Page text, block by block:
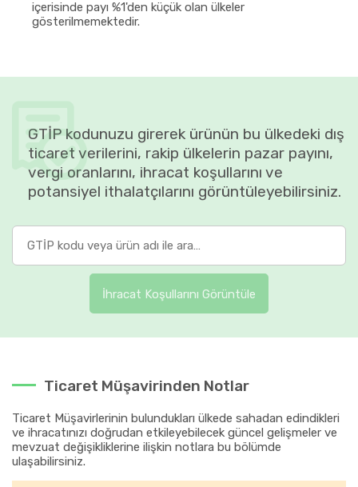
içerisinde payı %1'den küçük olan ülkeler
gösterilmemektedir.
GTİP kodunuzu girerek ürünün bu ülkedeki dış
ticaret verilerini, rakip ülkelerin pazar payını,
vergi oranlarını, ihracat koşullarını ve
potansiyel ithalatçılarını görüntüleyebilirsiniz.
İhracat Koşullarını Görüntüle
Ticaret Müşavirinden Notlar
Ticaret Müşavirlerinin bulundukları ülkede sahadan edindikleri
ve ihracatınızı doğrudan etkileyebilecek güncel gelişmeler ve
mevzuat değişikliklerine ilişkin notlara bu bölümde
ulaşabilirsiniz.